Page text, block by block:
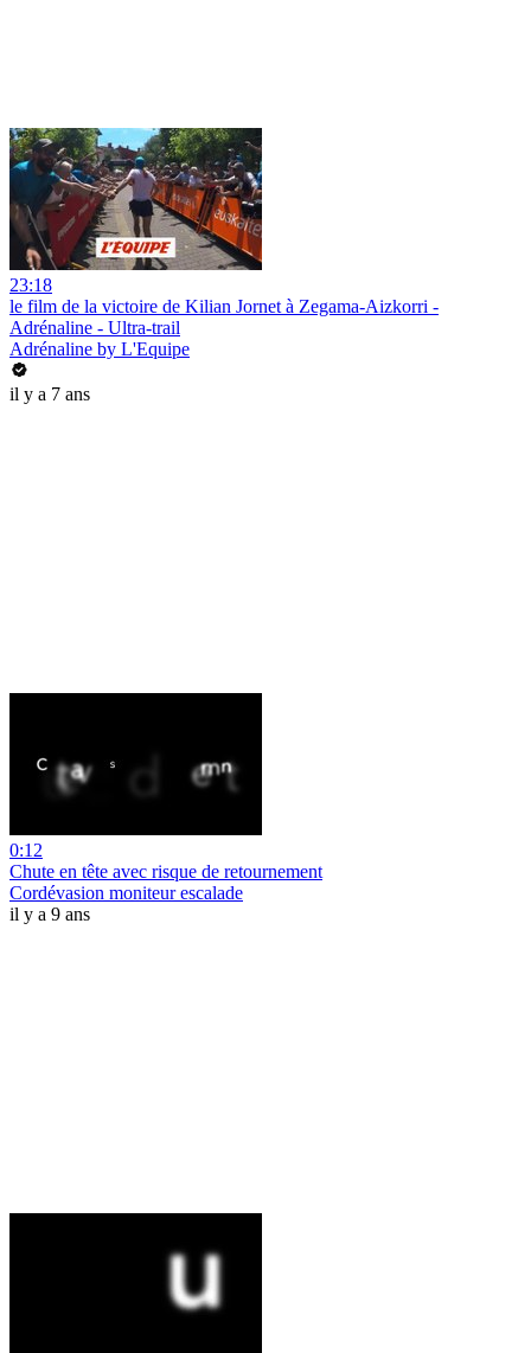
23:18
le film de la victoire de Kilian Jornet à Zegama-Aizkorri -
Adrénaline - Ultra-trail
Adrénaline by L'Equipe
il y a 7 ans
0:12
Chute en tête avec risque de retournement
Cordévasion moniteur escalade
il y a 9 ans